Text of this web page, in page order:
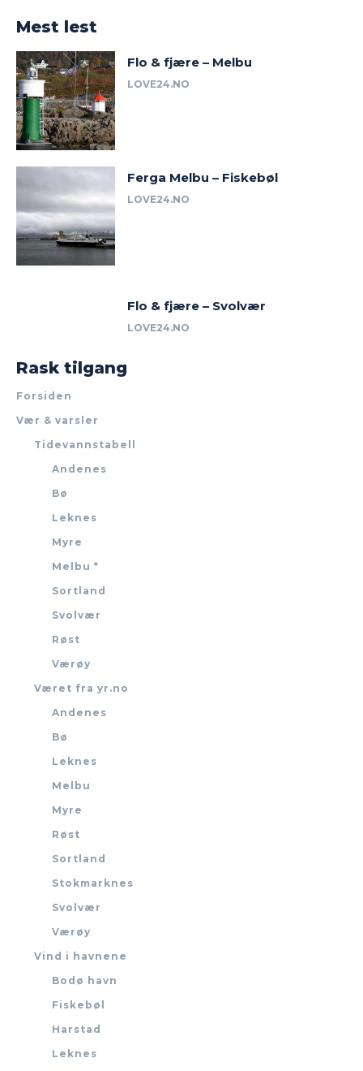
Mest lest
Flo & fjære – Melbu
LOVE24.NO
Ferga Melbu – Fiskebøl
LOVE24.NO
Flo & fjære – Svolvær
LOVE24.NO
Rask tilgang
Forsiden
Vær & varsler
Tidevannstabell
Andenes
Bø
Leknes
Myre
Melbu *
Sortland
Svolvær
Røst
Værøy
Været fra yr.no
Andenes
Bø
Leknes
Melbu
Myre
Røst
Sortland
Stokmarknes
Svolvær
Værøy
Vind i havnene
Bodø havn
Fiskebøl
Harstad
Leknes